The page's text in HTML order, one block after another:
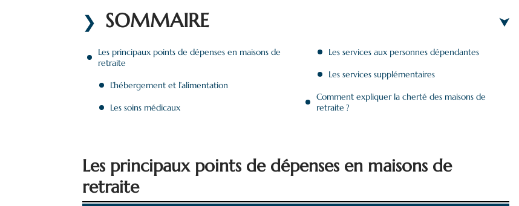
SOMMAIRE
Les principaux points de dépenses en maisons de
retraite
L’hébergement et l’alimentation
Les soins médicaux
Les services aux personnes dépendantes
Les services supplémentaires
Comment expliquer la cherté des maisons de
retraite ?
Les principaux points de dépenses en maisons de
retraite